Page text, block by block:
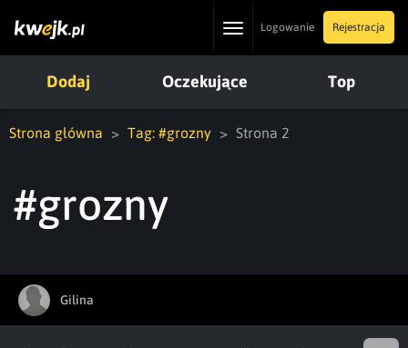
ToggleLogowanie Rejestracja
Dodaj Oczekujące Top
Strona główna Tag: #grozny Strona 2
#grozny
Gilina